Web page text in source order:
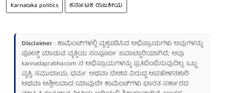
Karnataka politics ಕರ್ನಾಟಕ ರಾಜಕೀಯ
Disclaimer: ಕಾಮೆಂಟ್‌ಗಳಲ್ಲಿ ವ್ಯಕ್ತಪಡಿಸಿದ ಅಭಿಪ್ರಾಯಗಳು ಅವುಗಳನ್ನು
ಪೋಸ್ಟ್ ಮಾಡುವ ವ್ಯಕ್ತಿಯ ಸಂಪೂರ್ಣ ಜವಾಬ್ದಾರಿಯಾಗಿದೆ; ಅವು
kannadaprabha.com ನ ಅಭಿಪ್ರಾಯಗಳನ್ನು ಪ್ರತಿಬಿಂಬಿಸುವುದಿಲ್ಲ. ಒಬ್ಬ
ವ್ಯಕ್ತಿ, ಸಮುದಾಯ, ಧರ್ಮ ಅಥವಾ ದೇಶದ ವಿರುದ್ಧ ಅವಹೇಳನಕಾರಿ
ಅಥವಾ ಅಶ್ಲೀಲವಾದ ಯಾವುದೇ ಕಾಮೆಂಟ್‌ಗಳು ಭಾರತ ಸರ್ಕಾರದ